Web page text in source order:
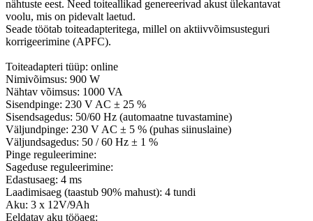
nähtuste eest. Need toiteallikad genereerivad akust ülekantavat
voolu, mis on pidevalt laetud.
Seade töötab toiteadapteritega, millel on aktiivvõimsusteguri
korrigeerimine (APFC).
Toiteadapteri tüüp: online
Nimivõimsus: 900 W
Nähtav võimsus: 1000 VA
Sisendpinge: 230 V AC ± 25 %
Sisendsagedus: 50/60 Hz (automaatne tuvastamine)
Väljundpinge: 230 V AC ± 5 % (puhas siinuslaine)
Väljundsagedus: 50 / 60 Hz ± 1 %
Pinge reguleerimine:
Sageduse reguleerimine:
Edastusaeg: 4 ms
Laadimisaeg (taastub 90% mahust): 4 tundi
Aku: 3 x 12V/9Ah
Eeldatav aku tööaeg: